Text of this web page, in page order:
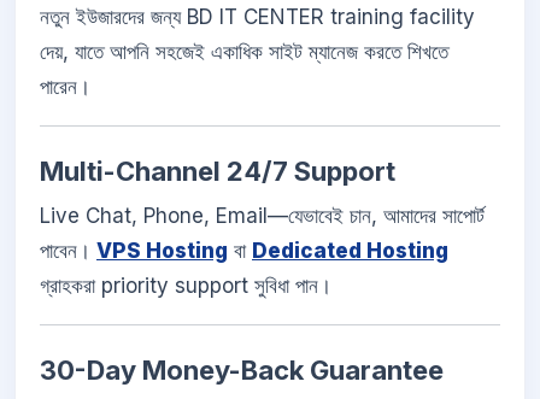
নতুন ইউজারদের জন্য BD IT CENTER training facility
দেয়, যাতে আপনি সহজেই একাধিক সাইট ম্যানেজ করতে শিখতে
পারেন।
Multi-Channel 24/7 Support
Live Chat, Phone, Email—যেভাবেই চান, আমাদের সাপোর্ট
পাবেন। VPS Hosting বা Dedicated Hosting
গ্রাহকরা priority support সুবিধা পান।
30-Day Money-Back Guarantee